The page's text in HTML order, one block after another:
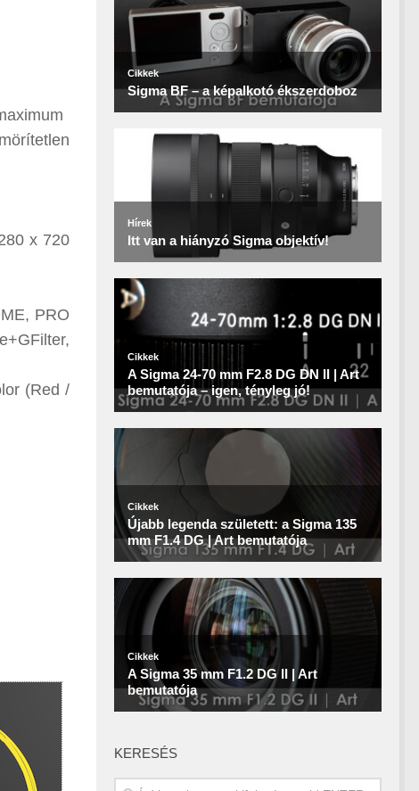
x 720
PRO
(Red /
KERESÉS